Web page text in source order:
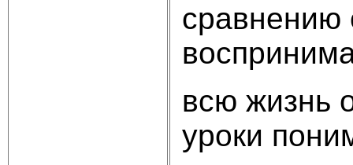
сравнению
всю жизнь
уроки